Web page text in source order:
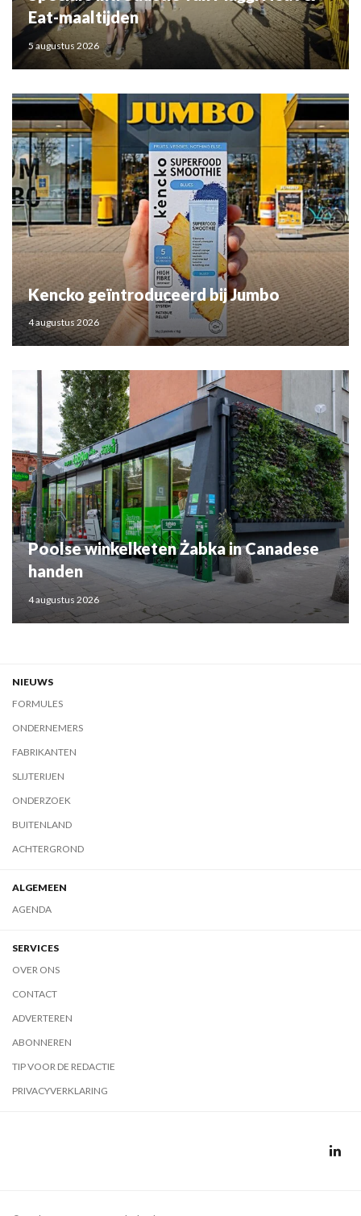
Eat-maaltijden
5 augustus 2026
Kencko geïntroduceerd bij Jumbo
4 augustus 2026
Poolse winkelketen Żabka in Canadese
handen
4 augustus 2026
NIEUWS
FORMULES
ONDERNEMERS
FABRIKANTEN
SLIJTERIJEN
ONDERZOEK
BUITENLAND
ACHTERGROND
ALGEMEEN
AGENDA
SERVICES
OVER ONS
CONTACT
ADVERTEREN
ABONNEREN
TIP VOOR DE REDACTIE
PRIVACYVERKLARING